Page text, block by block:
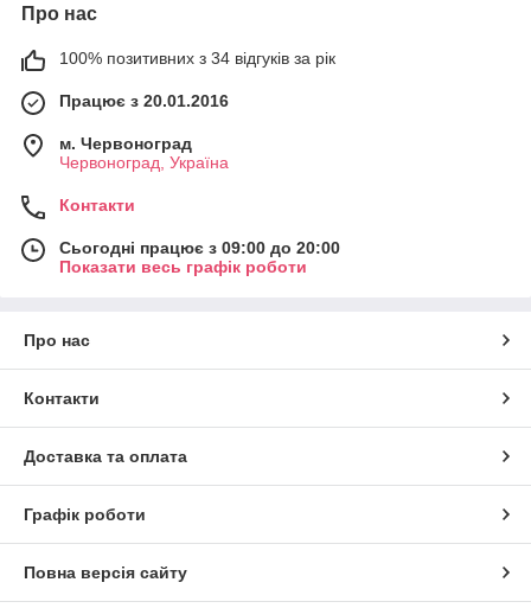
Про нас
100% позитивних з 34 відгуків за рік
Працює з 20.01.2016
м. Червоноград
Червоноград, Україна
Контакти
Сьогодні працює з 09:00 до 20:00
Показати весь графік роботи
Про нас
Контакти
Доставка та оплата
Графік роботи
Повна версія сайту